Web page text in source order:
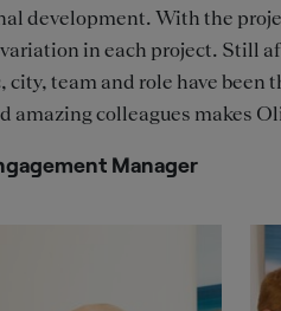
development. With the
in each project. Still
city, team and role have
amazing colleagues makes
Manager